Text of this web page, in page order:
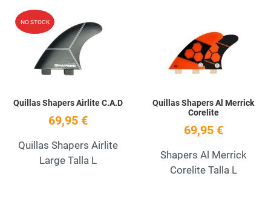
NO STOCK
Quillas Shapers Airlite C.A.D
69,95 €
Quillas Shapers Airlite
Large Talla L
Quillas Shapers Al Merrick
Corelite
69,95 €
Shapers Al Merrick
Corelite Talla L